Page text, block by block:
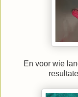
En voor wie